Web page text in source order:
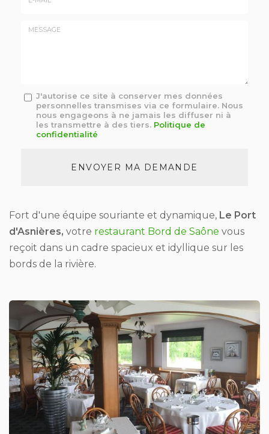
Message
J'autorise ce site à conserver mes données
personnelles transmises via ce formulaire. Nous
nous engageons à ne jamais les diffuser ni à
les transmettre à des tiers. Politique de
confidentialité
ENVOYER MA DEMANDE
Fort d'une équipe souriante et dynamique, Le Port
d'Asnières, votre restaurant Bord de Saône vous
reçoit dans un cadre spacieux et idyllique sur les
bords de la rivière.